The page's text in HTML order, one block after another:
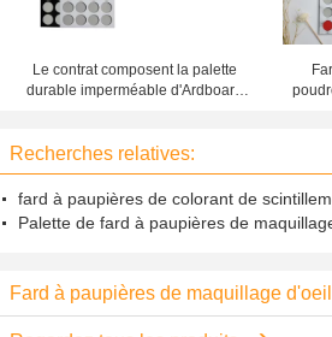
Le contrat composent la palette
durable imperméable d'Ardboard
Recherches relatives:
fard à paupières de colorant de
Palette de fard à paupières de
Fard à paupières de maquillage d'oeil